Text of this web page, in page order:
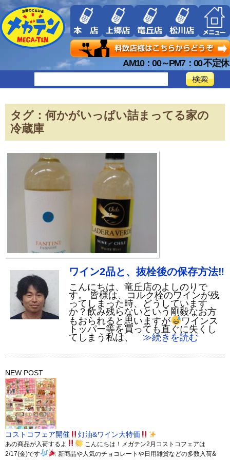
AM10：00～PM7：00 不定休
タグ：何かがいっぱい詰まってる家の
冷蔵庫
ワイン2品と、抜栓後の保存方法‼
こんにちは、竜丘店のよしのりで
す。 皆様は、コルク栓のワインが残
ってしまった時、どうしています
か？飲み残らないという剛毅なお方
もおられると思いますが
ワインス
トッパー等を買っても直ぐに失くし
てしまう私は、
≫続きを読む
NEW POST
コストコフェア開催 灯油&ワイン大特価
あの商品が入荷するよ
こんにちは！メガテン2月コストコフェアは
2/17(金)です
新商品や人気のチョコレートや日用雑貨などの多数入荷&